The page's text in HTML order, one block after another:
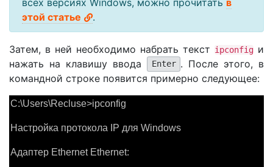
этой статье
.
Затем, в ней необходимо набрать текст ipconfig и
нажать на клавишу ввода
Enter . После этого, в
командной строке появится примерно следующее:
C:\Users\Recluse>ipconfig
Настройка протокола IP для Windows
Адаптер Ethernet Ethernet: